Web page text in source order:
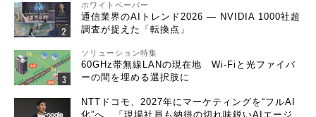
ホワイトペーパー
通信業界のAIトレンド2026 ― NVIDIA 1000社超
調査が捉えた「転換点」
ソリューション特集
60GHz帯無線LANの現在地 Wi-Fiと光ファイバ
ーの間を埋める選択肢に
NTTドコモ、2027年にマーケティングを“フルAI
化”へ 「現場社員も納得の切れ味鋭いAIエージ